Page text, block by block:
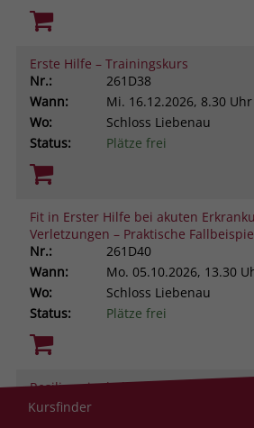
Erste Hilfe – Trainingskurs
Nr.:
261D38
Wann:
Mi. 16.12.2026, 8.30 Uhr
Wo:
Schloss Liebenau
Status:
Plätze frei
Fit in Erster Hilfe bei akuten
Verletzungen – Praktische
Nr.:
261D40
Wann:
Mo. 05.10.2026, 13.30
Wo:
Schloss Liebenau
Status:
Plätze frei
Resilienz im helfenden Beruf. Was
gegen Stress und Belastung
Kursfinder